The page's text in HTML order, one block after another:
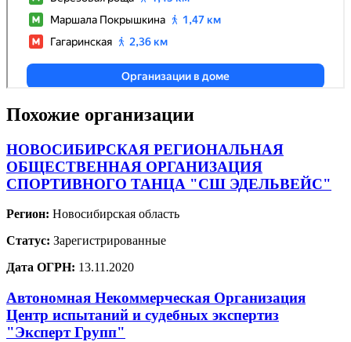
Похожие организации
НОВОСИБИРСКАЯ РЕГИОНАЛЬНАЯ
ОБЩЕСТВЕННАЯ ОРГАНИЗАЦИЯ
СПОРТИВНОГО ТАНЦА "СШ ЭДЕЛЬВЕЙС"
Регион: Новосибирская область
Статус: Зарегистрированные
Дата ОГРН: 13.11.2020
Автономная Некоммерческая Организация
Центр испытаний и судебных экспертиз
"Эксперт Групп"